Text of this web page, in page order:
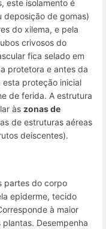
este isolamento é
deposição de gomas)
do xilema, e pela
crivosos do
fica selado em
protetora e antes da
proteção inicial
de ferida. A estrutura
às zonas de
de estruturas aéreas
deiscentes).
partes do corpo
epiderme, tecido
à maior
Desempenha